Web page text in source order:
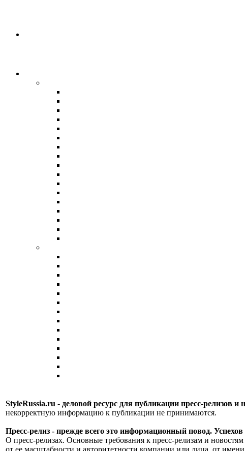
StyleRussia.ru - деловой ресурс для публикации пресс-релизов и
некорректную информацию к публикации не принимаются.
Пресс-релиз - прежде всего это информационный повод. Успехов
О пресс-релизах. Основные требования к пресс-релизам и